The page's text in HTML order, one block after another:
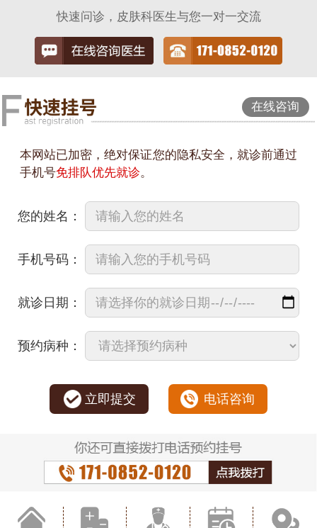
快速问诊，皮肤科医生与您一对一交流
在线咨询
本网站已加密，绝对保证您的隐私安全，就诊前通过
手机号免排队优先就诊。
您的姓名：
手机号码：
就诊日期：
预约病种：
立即提交 电话咨询